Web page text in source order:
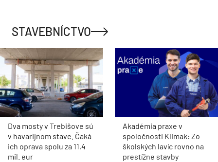
STAVEBNÍCTVO
Dva mosty v Trebišove sú
v havarijnom stave. Čaká
ich oprava spolu za 11,4
mil. eur
Akadémia praxe v
spoločnosti Klimak: Zo
školských lavíc rovno na
prestížne stavby